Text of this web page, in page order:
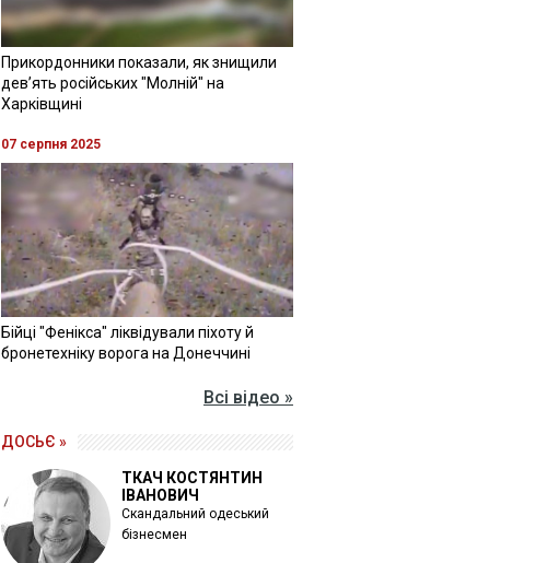
Прикордонники показали, як знищили
девʼять російських "Молній" на
Харківщині
07 серпня 2025
Бійці "Фенікса" ліквідували піхоту й
бронетехніку ворога на Донеччині
Всі відео »
ДОСЬЄ »
ТКАЧ КОСТЯНТИН
ІВАНОВИЧ
Скандальний одеський
бізнесмен